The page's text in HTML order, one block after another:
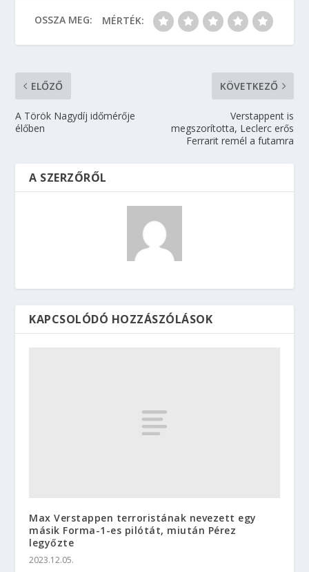
OSSZA MEG: MÉRTÉK:
ELŐZŐ
A Török Nagydíj időmérője
élőben
KÖVETKEZŐ
Verstappent is
megszorította, Leclerc erős
Ferrarit remél a futamra
A SZERZŐRŐL
KAPCSOLÓDÓ HOZZÁSZÓLÁSOK
Max Verstappen terroristának nevezett egy
másik Forma-1-es pilótát, miután Pérez
legyőzte
2023.12.05.